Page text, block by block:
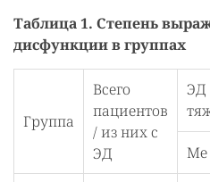
Таблица 1. Степень
дисфункции в группах
Группа
Всего
пациентов
/ из них с
ЭД
ЭД
Ме